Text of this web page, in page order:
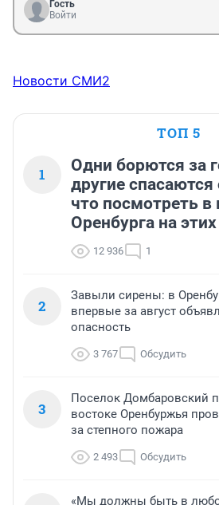
Гость
Войти
Новости СМИ2
ТОП 5
1
Одни борются за
другие спасаются
что посмотреть в
Оренбурга на
12 936 1
2
Завыли сирены: в
впервые за август
опасность
3 767 Обсудить
3
Поселок Домбаровский
востоке Оренбуржья
за степного пожара
2 493 Обсудить
«Мы должны быть в